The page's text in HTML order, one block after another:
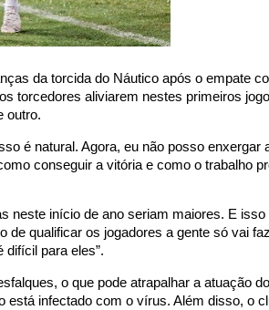
da torcida do Náutico após o empate
torcedores aliviarem nestes primeiros
outro.
é natural. Agora, eu não posso enxergar
conseguir a vitória e como o trabalho
neste início de ano seriam maiores. E isso
de qualificar os jogadores a gente só vai
para eles”.
o que pode atrapalhar a atuação do
está infectado com o vírus. Além disso, o